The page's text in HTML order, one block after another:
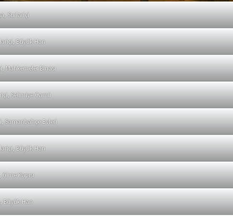
Surlariçi
Büyük Han
Mahkemeler Binası
Selimiye Camii
Samanbahçe Evleri
Büyük Han
Kapısı
Büyük Han